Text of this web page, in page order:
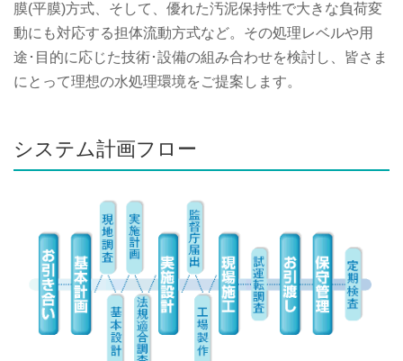
膜(平膜)方式、そして、優れた汚泥保持性で大きな負荷変
動にも対応する担体流動方式など。その処理レベルや用
途･目的に応じた技術･設備の組み合わせを検討し、皆さま
にとって理想の水処理環境をご提案します。
システム計画フロー